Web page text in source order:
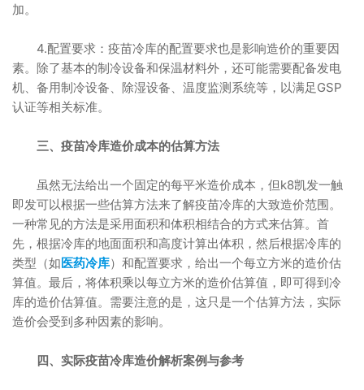
加。
4.配置要求：疫苗冷库的配置要求也是影响造价的重要因
素。除了基本的制冷设备和保温材料外，还可能需要配备发电
机、备用制冷设备、除湿设备、温度监测系统等，以满足GSP
认证等相关标准。
三、疫苗冷库造价成本的估算方法
虽然无法给出一个固定的每平米造价成本，但k8凯发一触
即发可以根据一些估算方法来了解疫苗冷库的大致造价范围。
一种常见的方法是采用面积和体积相结合的方式来估算。首
先，根据冷库的地面面积和高度计算出体积，然后根据冷库的
类型（如医药冷库）和配置要求，给出一个每立方米的造价估
算值。最后，将体积乘以每立方米的造价估算值，即可得到冷
库的造价估算值。需要注意的是，这只是一个估算方法，实际
造价会受到多种因素的影响。
四、实际疫苗冷库造价解析案例与参考